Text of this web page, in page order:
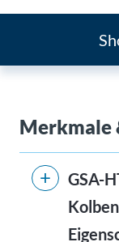
Merkmale
GSA-